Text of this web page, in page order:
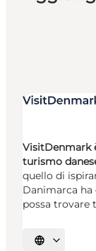
VisitDenmark
turismo
quello di
Danimarca
possa trovare
Seleziona la